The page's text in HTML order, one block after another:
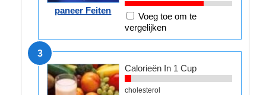
paneer Feiten
Voeg toe om te
vergelijken
3
Calorieën In 1 Cup
cholesterol